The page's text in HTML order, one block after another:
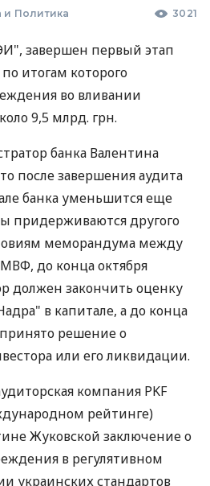
и Политика 3021
завершен первый этап
по итогам которого
во вливании
9,5 млрд. грн.
банка Валентина
после завершения аудита
банка уменьшится еще
придерживаются другого
меморандума между
до конца октября
должен закончить оценку
в капитале, а до конца
решение о
или его ликвидации.
компания PKF
рейтинге)
Жуковской заключение о
в регулятивном
украинских стандартов